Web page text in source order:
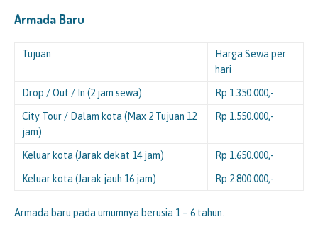
Armada Baru
Tujuan
Harga Sewa per
hari
Drop / Out / In (2 jam sewa) Rp 1.350.000,-
City Tour / Dalam kota (Max 2 Tujuan 12
jam)
Rp 1.550.000,-
Keluar kota (Jarak dekat 14 jam) Rp 1.650.000,-
Keluar kota (Jarak jauh 16 jam) Rp 2.800.000,-
Armada baru pada umumnya berusia 1 – 6 tahun.